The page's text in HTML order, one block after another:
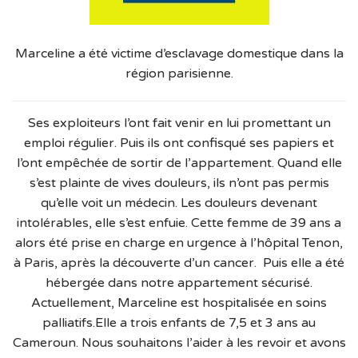
Marceline a été victime d’esclavage domestique dans la
région parisienne.
Ses exploiteurs l’ont fait venir en lui promettant un
emploi régulier. Puis ils ont confisqué ses papiers et
l’ont empêchée de sortir de l’appartement. Quand elle
s’est plainte de vives douleurs, ils n’ont pas permis
qu’elle voit un médecin. Les douleurs devenant
intolérables, elle s’est enfuie. Cette femme de 39 ans a
alors été prise en charge en urgence à l’hôpital Tenon,
à Paris, après la découverte d’un cancer. Puis elle a été
hébergée dans notre appartement sécurisé.
Actuellement, Marceline est hospitalisée en soins
palliatifs.Elle a trois enfants de 7,5 et 3 ans au
Cameroun. Nous souhaitons l’aider à les revoir et avons